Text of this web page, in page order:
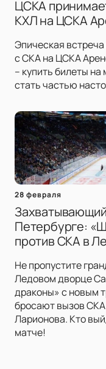
ЦСКА
КХЛ на ЦСКА
Эпическая
с СКА на ЦСКА
– купить билеты
стать частью
28 февраля
Петербурге:
против СКА в
Не пропустите
Ледовом дворце
драконы» с новым
бросают вызов
Ларионова. Кто
матче!